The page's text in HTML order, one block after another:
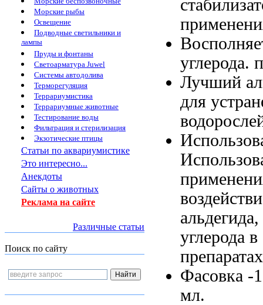
Морские рыбы
Освещение
Подводные светильники и
лампы
Пруды и фонтаны
Светоарматура Juwel
Системы автодолива
Терморегуляция
Террариумистика
Террариумные животные
Тестирование воды
Фильтрация и стерилизация
Экзотические птицы
Статьи по аквариумистике
Это интересно...
Анекдоты
Сайты о животных
Реклама на сайте
Различные статьи
Поиск по сайту
углерода.
Лучший
для
углерода в
Фасовка -
мл.